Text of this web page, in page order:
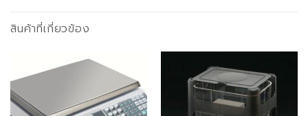
สินค้าที่เกี่ยวข้อง